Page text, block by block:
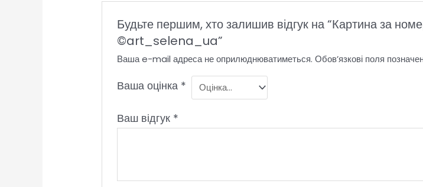
Будьте першим, хто залишив відгук на “Картина за
©art_selena_ua”
Ваша e-mail адреса не оприлюднюватиметься. Обов’язкові поля
Ваша оцінка *
Ваш відгук *